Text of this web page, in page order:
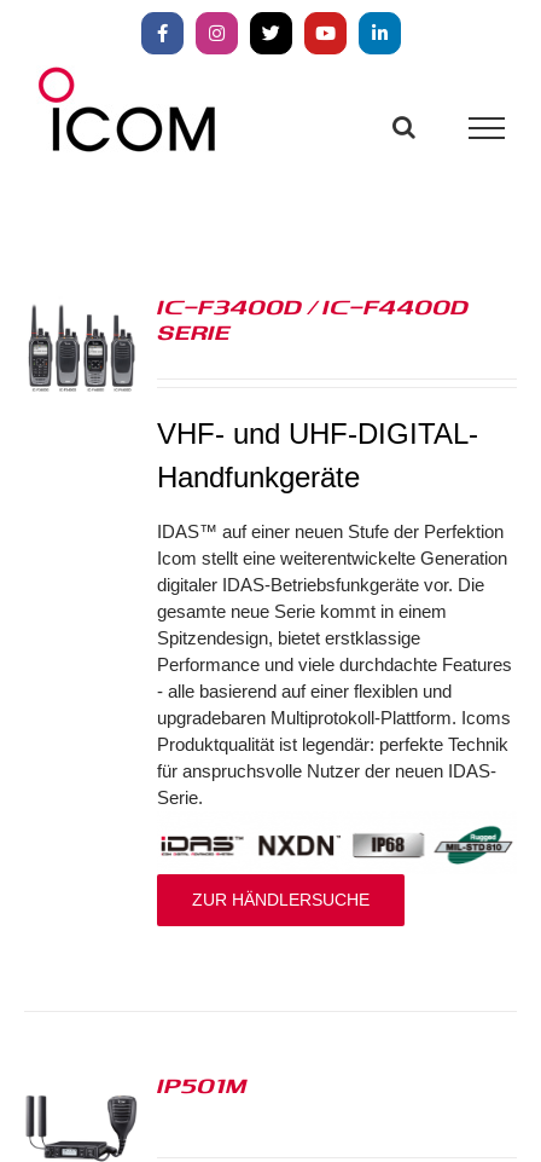
springen
FacebookInstagram
X YouTubeLinkedIn
IC-F3400D / IC-F4400D
SERIE
VHF- und UHF-DIGITAL-
Handfunkgeräte
IDAS™ auf einer neuen Stufe der Perfektion
Icom stellt eine weiterentwickelte Generation
digitaler IDAS-Betriebsfunkgeräte vor. Die
gesamte neue Serie kommt in einem
Spitzendesign, bietet erstklassige
Performance und viele durchdachte Features
- alle basierend auf einer flexiblen und
upgradebaren Multiprotokoll-Plattform. Icoms
Produktqualität ist legendär: perfekte Technik
für anspruchsvolle Nutzer der neuen IDAS-
Serie.
ZUR HÄNDLERSUCHE
IP501M